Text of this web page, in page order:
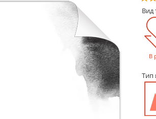
Вид
В
Тип